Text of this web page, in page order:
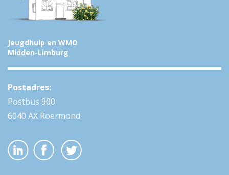
Jeugdhulp en WMO
Midden-Limburg
Postadres:
Postbus 900
6040 AX Roermond